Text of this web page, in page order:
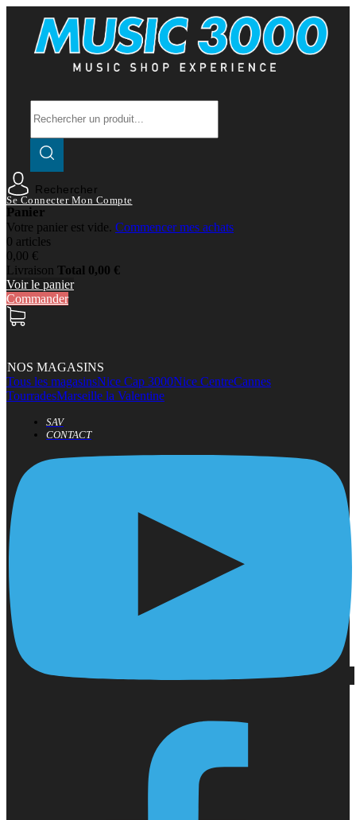
Rechercher
Se Connecter Mon Compte
Panier
Votre panier est vide. Commencer mes achats
0 articles
0,00 €
Livraison Total 0,00 €
Voir le panier
Commander
NOS MAGASINS
Tous les magasinsNice Cap 3000Nice CentreCannes
TourradesMarseille la Valentine
SAV
CONTACT